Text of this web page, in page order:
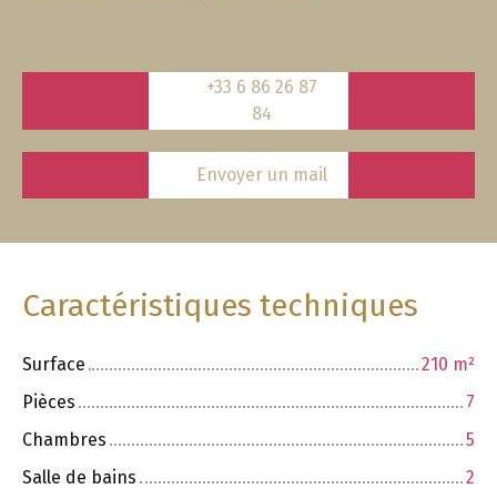
+33 6 86 26 87
84
Envoyer un mail
Caractéristiques techniques
Surface 210 m²
Pièces
7
Chambres
5
Salle de bains
2